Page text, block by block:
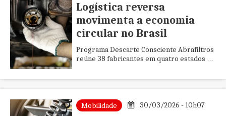
Logística reversa
movimenta a economia
circular no Brasil
Programa Descarte Consciente Abrafiltros
reúne 38 fabricantes em quatro estados e
Mobilidade 30/03/2026 - 10h07